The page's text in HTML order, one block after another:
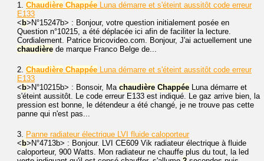
1. Chaudière Chappée Luna démarre et s'éteint aussitôt code erreur
E133
< b>N°15247b> : Bonjour, votre question initialement posée en
Question n°10215, a été déplacée ici afin de faciliter la lecture.
Cordialement. Patrice bricovideo.com. Bonjour, J'ai actuellement une
chaudière de marque Franco Belge de...
2. Chaudière Chappée Luna démarre et s'éteint aussitôt code erreur
E133
< b>N°10215b> : Bonsoir, Ma chaudière Chappée Luna démarre et
s'éteint aussitôt. Le code erreur E133 est indiqué. Le gaz arrive bien, la
pression est bonne, le détendeur a été changé, je ne trouve pas cette
panne qui n'est pas...
3. Panne radiateur électrique LVI fluide caloporteur
< b>N°4713b> : Bonjour. LVI CE609 Vik radiateur électrique à fluide
caloporteur, 900 Watts. Mon radiateur ne chauffe plus du tout, la led